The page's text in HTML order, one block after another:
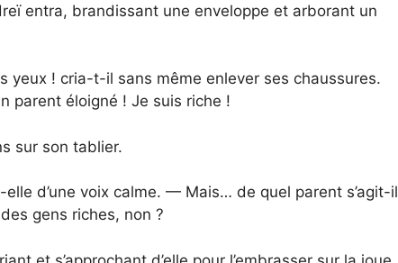
entra, brandissant une enveloppe et arborant un
yeux ! cria-t-il sans même enlever ses chaussures.
parent éloigné ! Je suis riche !
sur son tablier.
d’une voix calme. — Mais… de quel parent s’agit-il
gens riches, non ?